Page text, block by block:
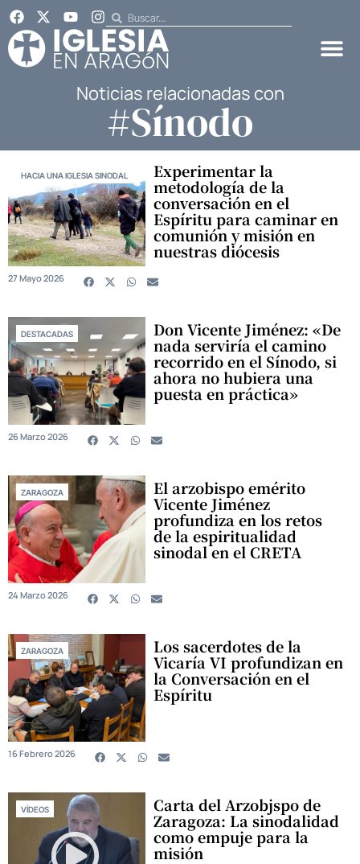
Noticias relacionadas con
#Sínodo
HACIA UNA IGLESIA SINODAL Experimentar la
metodología de la
conversación en el
Espíritu para caminar en
comunión y misión en
nuestras diócesis
27 Mayo 2026
DESTACADAS Don Vicente Jiménez: «De
nada serviría el camino
recorrido en el Sínodo, si
ahora no hubiera una
puesta en práctica»
26 Marzo 2026
ZARAGOZA El arzobispo emérito
Vicente Jiménez
profundiza en los retos
de la espiritualidad
sinodal en el CRETA
24 Marzo 2026
ZARAGOZA Los sacerdotes de la
Vicaría VI profundizan en
la Conversación en el
Espíritu
16 Febrero 2026
VÍDEOS Carta del Arzobjspo de
Zaragoza: La sinodalidad
como empuje para la
misión